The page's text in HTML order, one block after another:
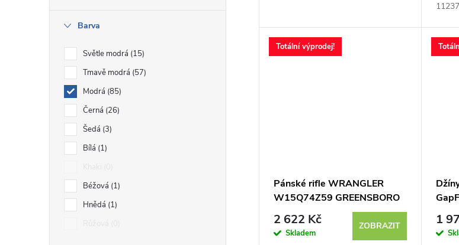
Barva
Světle modrá 15
Tmavě modrá 57
Modrá 85
Černá 26
Šedá 3
Bílá 1
Béžová 1
Hnědá 1
u
k Totální výprodej!
Pánské rifle WRANGLER
W15Q74Z59 GREENSBORO
SOFTWEAR
2 622 Kč
Skladem
ZOBRAZIT 1